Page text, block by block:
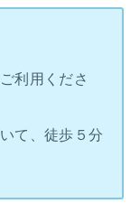
利用くださ
て、徒歩５分